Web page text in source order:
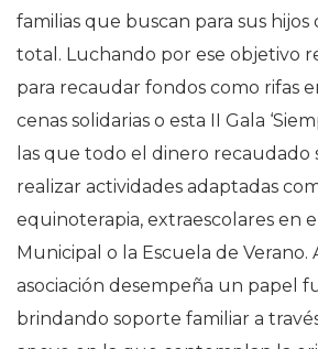
familias que buscan para sus hijos
total. Luchando por ese objetivo
para recaudar fondos como rifas
cenas solidarias o esta II Gala
las que todo el dinero recaudado
realizar actividades adaptadas
equinoterapia, extraescolares en
Municipal o la Escuela de Verano.
asociación desempeña un papel
brindando soporte familiar a